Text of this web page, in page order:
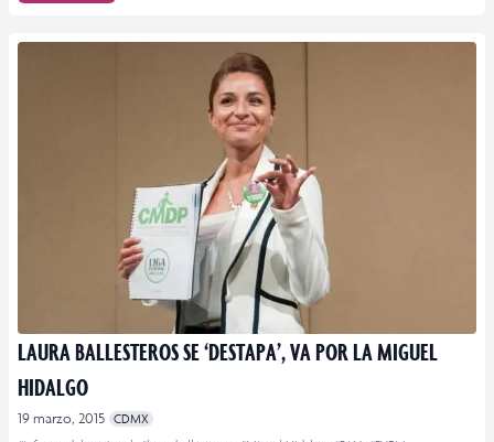
LAURA BALLESTEROS SE ‘DESTAPA’, VA POR LA MIGUEL
HIDALGO
19 marzo, 2015 CDMX